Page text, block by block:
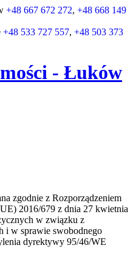
+48 667 672 272, +48 668 149
+48 533 727 557, +48 503 373
zgodnie z Rozporządzeniem
2016/679 z dnia 27 kwietnia
w związku z
i w sprawie swobodnego
dyrektywy 95/46/WE